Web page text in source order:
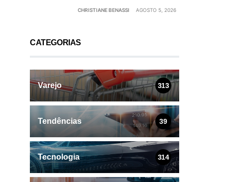
CHRISTIANE BENASSI AGOSTO 5, 2026
CATEGORIAS
Varejo 313
Tendências 39
Tecnologia 314